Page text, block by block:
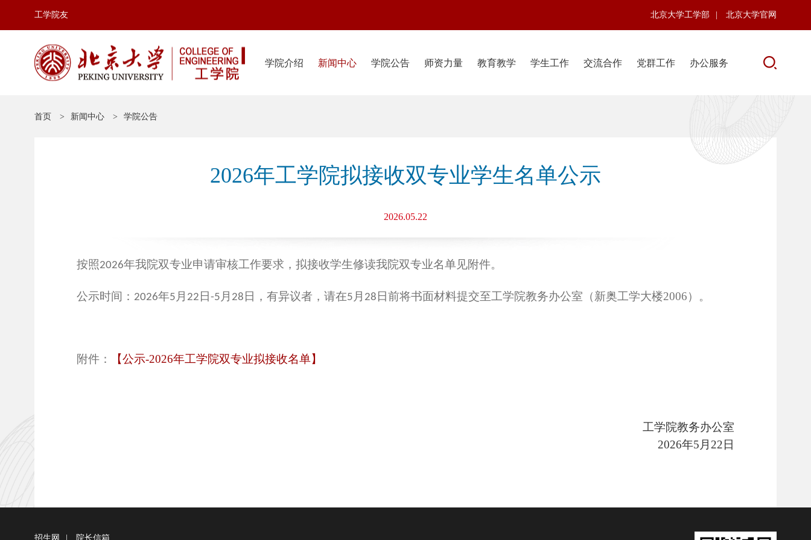
工学院友 北京大学工学部 北京大学官网
学院介绍 新闻中心 学院公告 师资力量 教育教学 学生工作 交流合作 党群工作 办公服务
首页 新闻中心 学院公告
2026年工学院拟接收双专业学生名单公示
2026.05.22
按照2026年我院双专业申请审核工作要求，拟接收学生修读我院双专业名单见附件。
公示时间： 2026年5 月 22 日 -5 月 28 日，有异议者，请在5 月 28 日前将书面材料提交至工学院教务办公室（新奥工学大楼2006）。
附件： 【公示-2026年工学院双专业拟接收名单】
工学院教务办公室
2026年5月22日
招生网 院长信箱